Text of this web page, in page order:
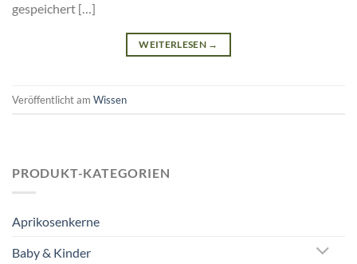
gespeichert […]
WEITERLESEN →
Veröffentlicht am Wissen
PRODUKT-KATEGORIEN
Aprikosenkerne
Baby & Kinder